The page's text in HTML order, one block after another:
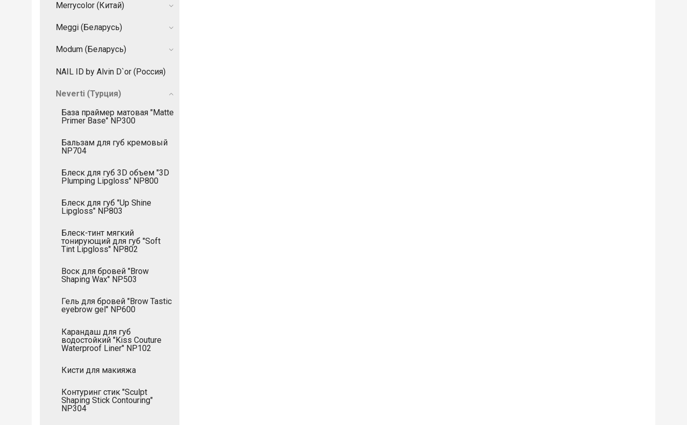
Merrycolor (Китай)
Meggi (Беларусь)
Modum (Беларусь)
NAIL ID by Alvin D`or (Россия)
Neverti (Турция)
База праймер матовая "Matte
Primer Base" NP300
Бальзам для губ кремовый
NP704
Блеск для губ 3D объем "3D
Plumping Lipgloss" NP800
Блеск для губ "Up Shine
Lipgloss" NP803
Блеск-тинт мягкий
тонирующий для губ "Soft
Tint Lipgloss" NP802
Воск для бровей "Brow
Shaping Wax" NP503
Гель для бровей "Brow Tastic
eyebrow gel" NP600
Карандаш для губ
водостойкий "Kiss Couture
Waterproof Liner" NP102
Кисти для макияжа
Контуринг стик "Sculpt
Shaping Stick Contouring"
NP304